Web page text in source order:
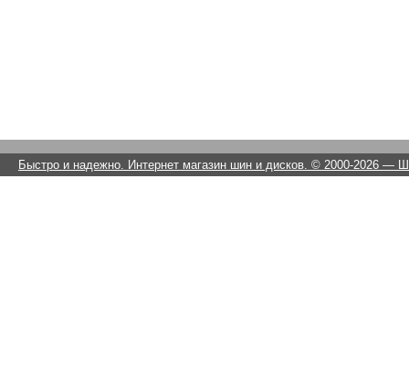
Быстро и надежно. Интернет магазин шин и дисков. © 2000-2026 —